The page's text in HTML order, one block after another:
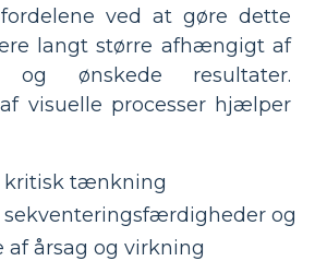
ved at gøre dette
langt større afhængigt af
og ønskede resultater.
visuelle processer hjælper
kritisk tænkning
sekventeringsfærdigheder og
af årsag og virkning